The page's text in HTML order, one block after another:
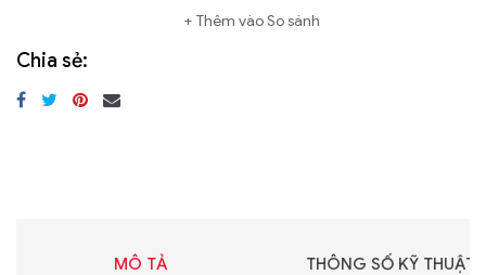
Thêm vào So sánh
Chia sẻ:
MÔ TẢ THÔNG SỐ KỸ THUẬT